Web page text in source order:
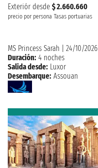
Exteriór desde $ 2.660.660
precio por persona Tasas portuarias
MS Princess Sarah
24/10/2026
Duración: 4 noches
Salida desde: Luxor
Desembarque: Assouan